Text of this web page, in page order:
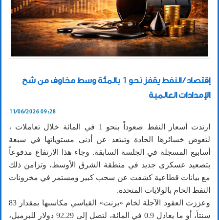
إقتصاد / النفط يقفز نحو 1 بالمئة وسط مخاوف من شح
الإمدادات العالمية
11/06/2026 09:28
ارتدت أسعار النفط صعوداً بنحو 1 في المائة خلال تعاملات ،
لتعوض خسائرها الحادة وتبتعد عن أدنى مستوياتها في سبعة
أسابيع المسجلة في الجلسة السابقة. وجاء هذا الارتفاع مدفوعاً
بتصعيد عسكري جديد في منطقة الشرق الأوسط، وتزامن ذلك
مع بيانات قطاعية كشفت عن سحب كبير ومستمر في مخزونات
النفط الخام بالولايات المتحدة.
وعززت العقود الآجلة لخام «برنت» القياسي مكاسبها بمقدار 83
سنتاً، أو ما يعادل 0.9 في المائة، لتصل إلى 92.29 دولار للبرميل،